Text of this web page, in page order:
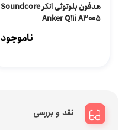
هدفون بلوتوثی انکر Soundcore
Anker Q11i A3005
ناموجود
نقد و بررسی